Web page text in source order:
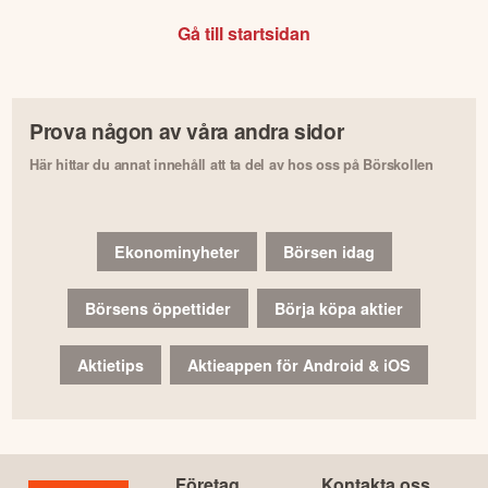
Gå till startsidan
Prova någon av våra andra sidor
Här hittar du annat innehåll att ta del av hos oss på Börskollen
Ekonominyheter Börsen idag
Börsens öppettider Börja köpa aktier
Aktietips Aktieappen för Android & iOS